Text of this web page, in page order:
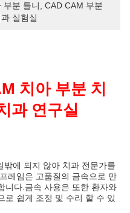
분 틀니, CAD CAM 부분
실험실
치아 부분 치
과 연구실
밖에 되지 않아 치과 전문가를
레임은 고품질의 금속으로 만
니다.금속 사용은 또한 환자와
로 쉽게 조정 및 수리 할 수 있